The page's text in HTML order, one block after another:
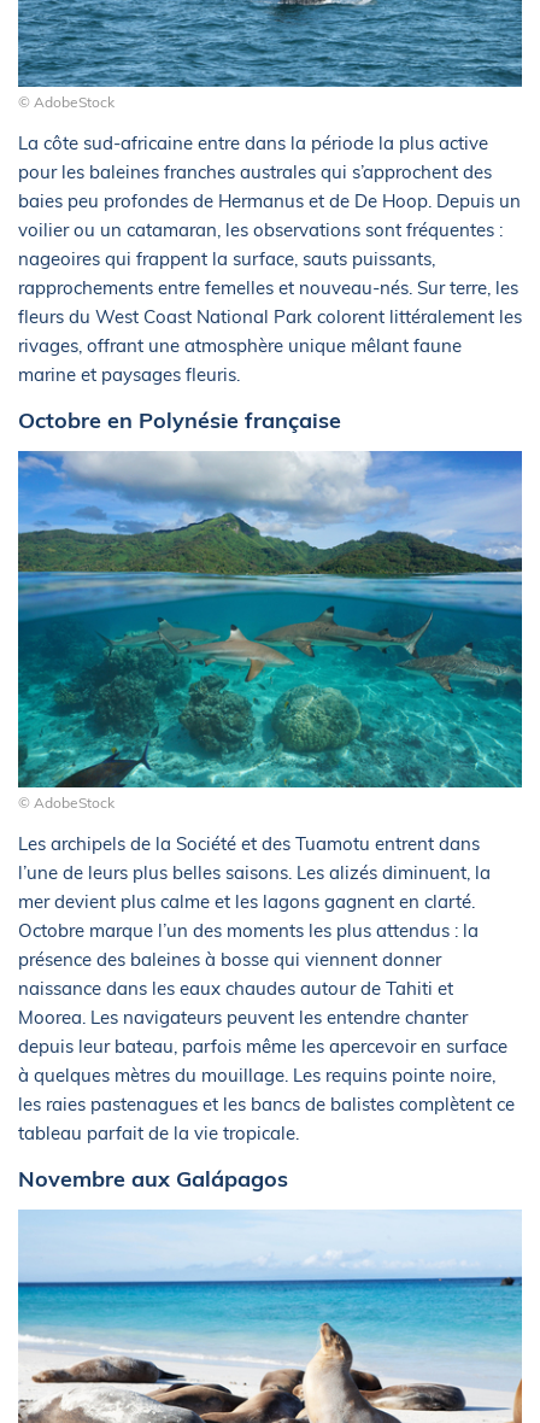
© AdobeStock
La côte sud-africaine entre dans la période la plus active
pour les baleines franches australes qui s’approchent des
baies peu profondes de Hermanus et de De Hoop. Depuis un
voilier ou un catamaran, les observations sont fréquentes :
nageoires qui frappent la surface, sauts puissants,
rapprochements entre femelles et nouveau-nés. Sur terre, les
fleurs du West Coast National Park colorent littéralement les
rivages, offrant une atmosphère unique mêlant faune
marine et paysages fleuris.
Octobre en Polynésie française
© AdobeStock
Les archipels de la Société et des Tuamotu entrent dans
l’une de leurs plus belles saisons. Les alizés diminuent, la
mer devient plus calme et les lagons gagnent en clarté.
Octobre marque l’un des moments les plus attendus : la
présence des baleines à bosse qui viennent donner
naissance dans les eaux chaudes autour de Tahiti et
Moorea. Les navigateurs peuvent les entendre chanter
depuis leur bateau, parfois même les apercevoir en surface
à quelques mètres du mouillage. Les requins pointe noire,
les raies pastenagues et les bancs de balistes complètent ce
tableau parfait de la vie tropicale.
Novembre aux Galápagos